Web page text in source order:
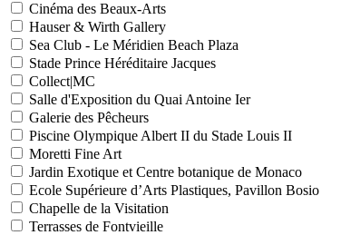
Cinéma des Beaux-Arts
Hauser & Wirth Gallery
Sea Club - Le Méridien Beach Plaza
Stade Prince Héréditaire Jacques
Collect|MC
Salle d'Exposition du Quai Antoine Ier
Galerie des Pêcheurs
Piscine Olympique Albert II du Stade Louis II
Moretti Fine Art
Jardin Exotique et Centre botanique de Monaco
Ecole Supérieure d’Arts Plastiques, Pavillon Bosio
Chapelle de la Visitation
Terrasses de Fontvieille